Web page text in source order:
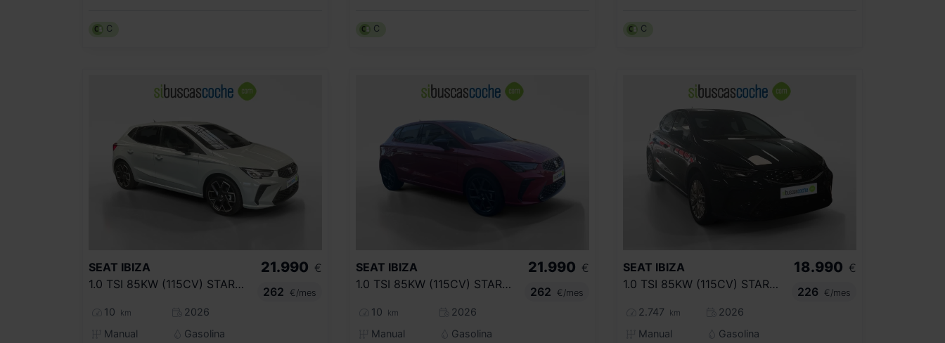
C C C
SEAT IBIZA
1.0 TSI 85KW (115CV) START&STOP FR+
10 km
2026
Manual
Gasolina
21.990 €
262
€/mes
SEAT IBIZA
1.0 TSI 85KW (115CV) START&STOP FR+
10 km
2026
Manual
Gasolina
21.990 €
262
€/mes
SEAT IBIZA
1.0 TSI 85KW (115CV) START&STOP FR
2.747 km
2026
Manual
Gasolina
18.990 €
226
€/mes